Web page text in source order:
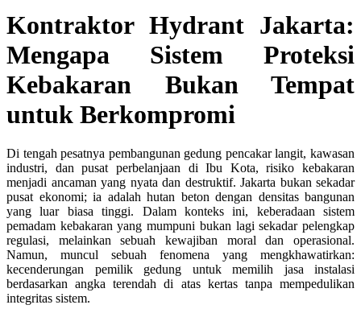
Kontraktor Hydrant Jakarta:
Mengapa Sistem Proteksi
Kebakaran Bukan Tempat
untuk Berkompromi
Di tengah pesatnya pembangunan gedung pencakar langit, kawasan
industri, dan pusat perbelanjaan di Ibu Kota, risiko kebakaran
menjadi ancaman yang nyata dan destruktif. Jakarta bukan sekadar
pusat ekonomi; ia adalah hutan beton dengan densitas bangunan
yang luar biasa tinggi. Dalam konteks ini, keberadaan sistem
pemadam kebakaran yang mumpuni bukan lagi sekadar pelengkap
regulasi, melainkan sebuah kewajiban moral dan operasional.
Namun, muncul sebuah fenomena yang mengkhawatirkan:
kecenderungan pemilik gedung untuk memilih jasa instalasi
berdasarkan angka terendah di atas kertas tanpa mempedulikan
integritas sistem.